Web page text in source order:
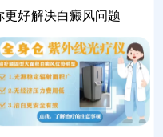
信赖。
更好解决白癜风问题